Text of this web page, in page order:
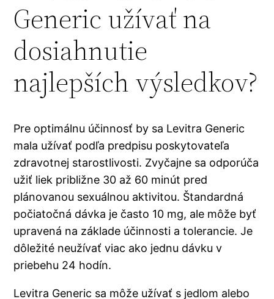
Generic užívať na
dosiahnutie
najlepších výsledkov?
Pre optimálnu účinnosť by sa Levitra Generic
mala užívať podľa predpisu poskytovateľa
zdravotnej starostlivosti. Zvyčajne sa odporúča
užiť liek približne 30 až 60 minút pred
plánovanou sexuálnou aktivitou. Štandardná
počiatočná dávka je často 10 mg, ale môže byť
upravená na základe účinnosti a tolerancie. Je
dôležité neužívať viac ako jednu dávku v
priebehu 24 hodín.
Levitra Generic sa môže užívať s jedlom alebo